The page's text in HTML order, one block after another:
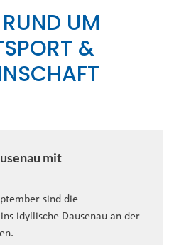
RUND UM
&
mit
sind die
idyllische Dausenau an der